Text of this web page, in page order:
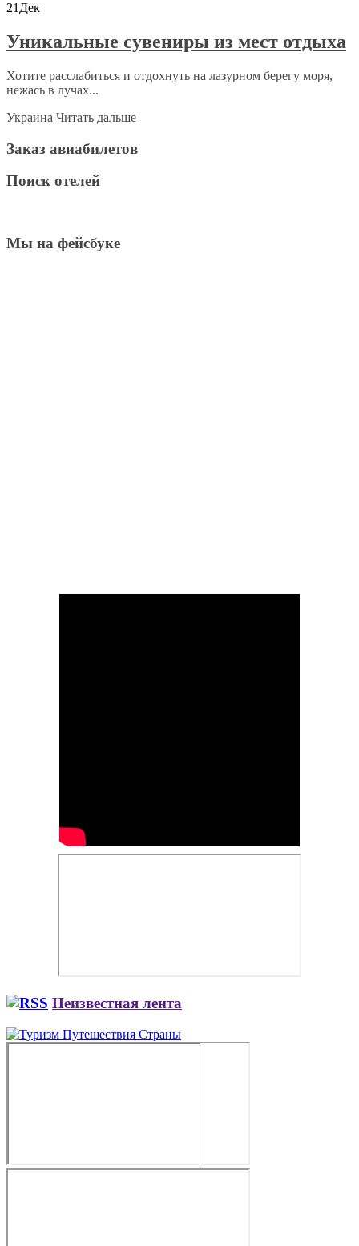
21 Дек
Уникальные сувениры из мест отдыха
Хотите расслабиться и отдохнуть на лазурном берегу моря,
нежась в лучах...
Украина Читать дальше
Заказ авиабилетов
Поиск отелей
Мы на фейсбуке
Неизвестная лента